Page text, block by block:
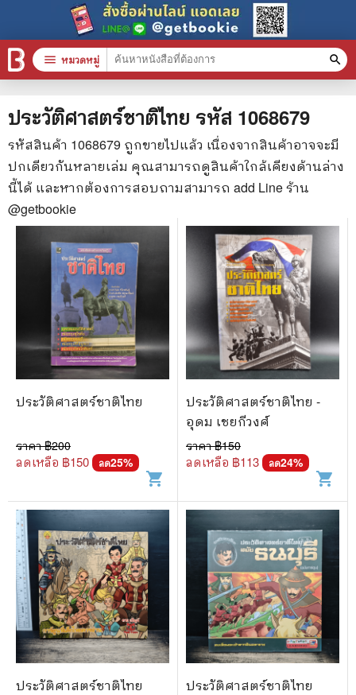
ประวัติศาสตร์ชาติไทย รหัส 1068679
รหัสสินค้า 1068679 ถูกขายไปแล้ว เนื่องจากสินค้าอาจจะมี
ปกเดียวกันหลายเล่ม คุณสามารถดูสินค้าใกล้เคียงด้านล่าง
นี้ได้ และหากต้องการสอบถามสามารถ add Line ร้าน
@getbookie
ประวัติศาสตร์ชาติไทย
ราคา ฿200
ลดเหลือ ฿150 ลด25%
shopping_cart
ประวัติศาสตร์ชาติไทย -
อุดม เชยกีวงศ์
ราคา ฿150
ลดเหลือ ฿113 ลด24%
shopping_cart
ประวัติศาสตร์ชาติไทย
ประวัติศาสตร์ชาติไทย
menu หมวดหมู่ search
หมวดหมู่สินค้า
หนังสือทั้งหมด
stars สินค้าใช้เฉพาะแต้มเท่านั้น
📚 หนังสือทั่วไป
🦄 วรรณกรรม นิยาย เรื่องสั้น
🎓 การศึกษา
😼 หนังสือการ์ตูน
🐲 หนังสือเด็ก
🎲 Board Game